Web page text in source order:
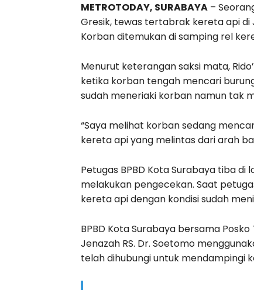
METROTODAY, SURABAYA –
Gresik, tewas tertabrak kereta api di
Korban ditemukan di samping rel
Menurut keterangan saksi mata,
ketika korban tengah mencari
sudah meneriaki korban namun tak
“Saya melihat korban sedang
kereta api yang melintas dari arah
Petugas BPBD Kota Surabaya tiba di
melakukan pengecekan. Saat
kereta api dengan kondisi sudah
BPBD Kota Surabaya bersama
Jenazah RS. Dr. Soetomo
telah dihubungi untuk mendampingi